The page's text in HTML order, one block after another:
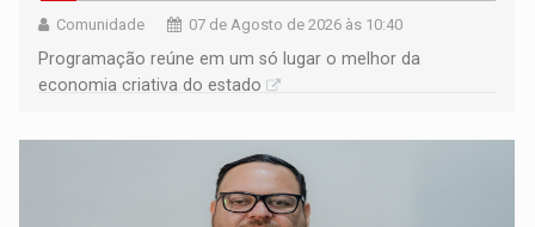
Comunidade 07 de Agosto de 2026 às 10:40
Programação reúne em um só lugar o melhor da
economia criativa do estado